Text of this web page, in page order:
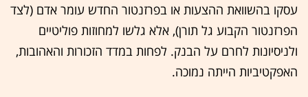
עסקו בהשוואת ההצעות או בפרזנטור החדש עומר אדם (לצד
הפרזנטור הקבוע גל תורן), אלא גלשו למחוזות פוליטיים
ולניסיונות לחרם על הבנק. לפחות במדד הזכורות והאהובות,
האפקטיביות הייתה נמוכה.